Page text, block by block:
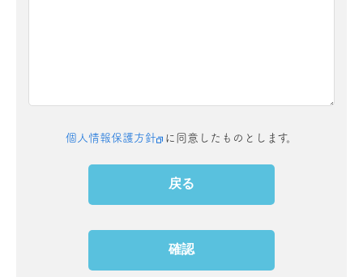
個人情報保護方針 に同意したものとします。
戻る
確認